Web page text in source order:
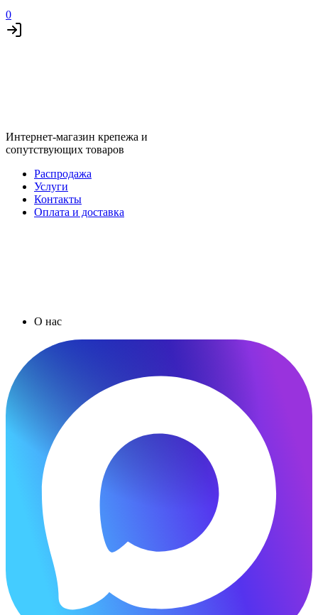
0
Интернет-магазин крепежа и
сопутствующих товаров
Распродажа
Услуги
Контакты
Оплата и доставка
О нас